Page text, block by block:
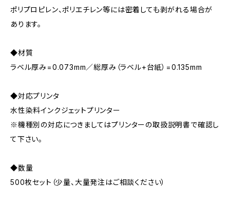
ポリプロピレン、ポリエチレン等には密着しても剥がれる場合が
あります。
◆材質
ラベル厚み=0.073mm／総厚み（ラベル+台紙）=0.135mm
◆対応プリンタ
水性染料インクジェットプリンター
※機種別の対応につきましてはプリンターの取扱説明書で確認し
て下さい。
◆数量
500枚セット（少量、大量発注はご相談ください）